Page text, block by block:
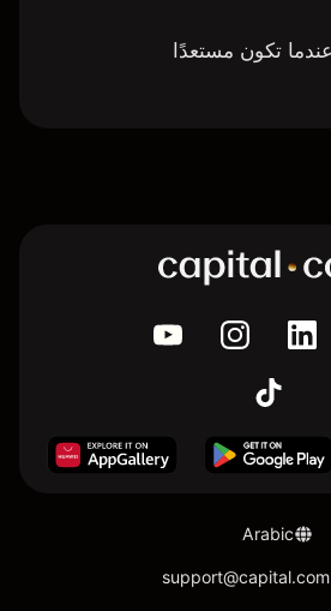
Arabic
support@capital.com